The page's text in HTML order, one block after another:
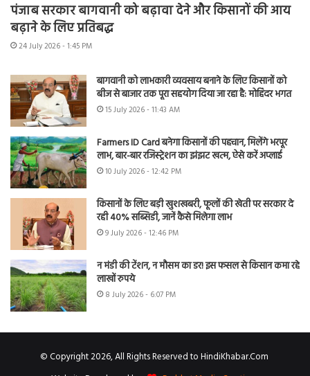
पंजाब सरकार बागवानी को बढ़ावा देने और किसानों की आय
बढ़ाने के लिए प्रतिबद्ध
24 July 2026 - 1:45 PM
बागवानी को लाभकारी व्यवसाय बनाने के लिए किसानों को
बीज से बाजार तक पूरा सहयोग दिया जा रहा है: मोहिंदर भगत
15 July 2026 - 11:43 AM
Farmers ID Card बनेगा किसानों की पहचान, मिलेंगे भरपूर
लाभ, बार-बार रजिस्ट्रेशन का झंझट खत्म, ऐसे करें अप्लाई
10 July 2026 - 12:42 PM
किसानों के लिए बड़ी खुशखबरी, फूलों की खेती पर सरकार दे
रही 40% सब्सिडी, जानें कैसे मिलेगा लाभ
9 July 2026 - 12:46 PM
न मंडी की टेंशन, न मौसम का डर! इस फसल से किसान कमा रहे
लाखों रुपये
8 July 2026 - 6:07 PM
© Copyright 2026, All Rights Reserved to HindiKhabar.Com